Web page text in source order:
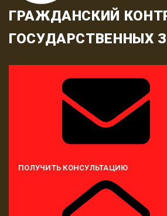
ГРАЖДАНСКИЙ
ГОСУДАРСТВЕННЫХ
ПОЛУЧИТЬ КОНСУЛЬТАЦИЮ